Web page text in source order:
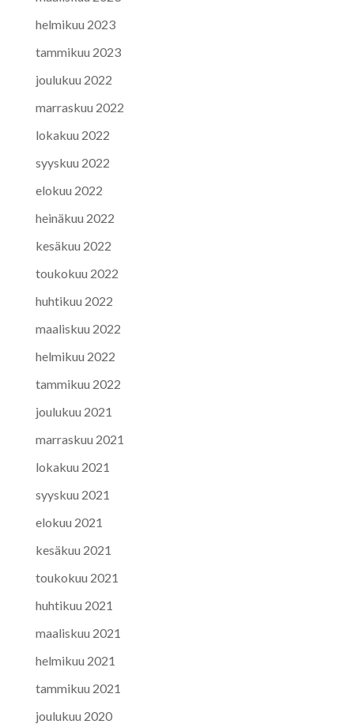
helmikuu 2023
tammikuu 2023
joulukuu 2022
marraskuu 2022
lokakuu 2022
syyskuu 2022
elokuu 2022
heinäkuu 2022
kesäkuu 2022
toukokuu 2022
huhtikuu 2022
maaliskuu 2022
helmikuu 2022
tammikuu 2022
joulukuu 2021
marraskuu 2021
lokakuu 2021
syyskuu 2021
elokuu 2021
kesäkuu 2021
toukokuu 2021
huhtikuu 2021
maaliskuu 2021
helmikuu 2021
tammikuu 2021
joulukuu 2020